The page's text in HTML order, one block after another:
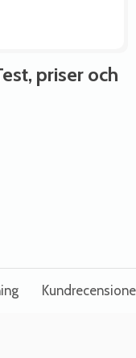
priser och